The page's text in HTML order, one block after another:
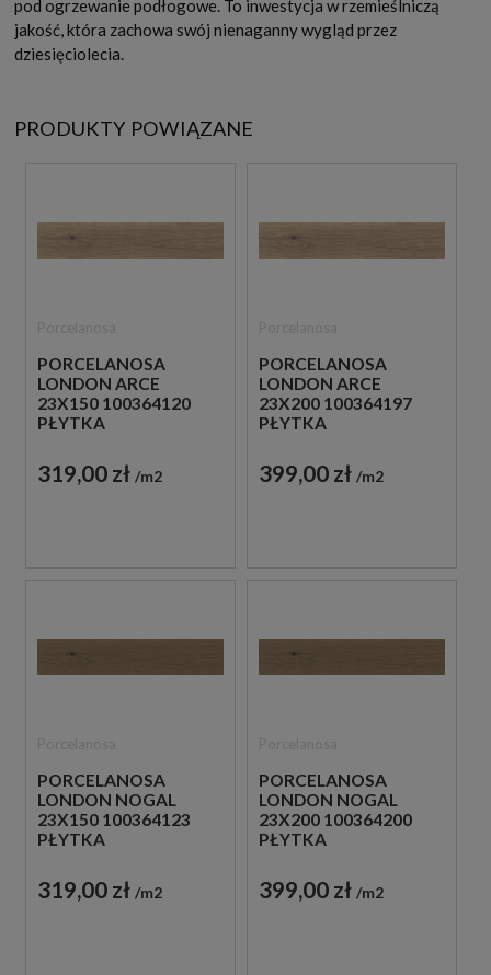
pod ogrzewanie podłogowe. To inwestycja w rzemieślniczą
jakość, która zachowa swój nienaganny wygląd przez
dziesięciolecia.
PRODUKTY POWIĄZANE
PORCELANOSA
LONDON ARCE
23X150 100364120
PŁYTKA
319,00 zł m2
PORCELANOSA
LONDON ARCE
23X200 100364197
PŁYTKA
399,00 zł m2
PORCELANOSA
LONDON NOGAL
23X150 100364123
PŁYTKA
319,00 zł m2
PORCELANOSA
LONDON NOGAL
23X200 100364200
PŁYTKA
399,00 zł m2